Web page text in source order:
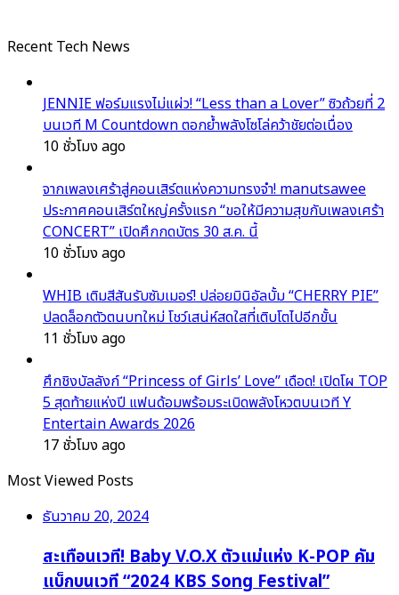
Recent Tech News
JENNIE ฟอร์มแรงไม่แผ่ว! “Less than a Lover” ซิวถ้วยที่ 2
บนเวที M Countdown ตอกย้ำพลังโซโล่คว้าชัยต่อเนื่อง
10 ชั่วโมง ago
จากเพลงเศร้าสู่คอนเสิร์ตแห่งความทรงจำ! manutsawee
ประกาศคอนเสิร์ตใหญ่ครั้งแรก “ขอให้มีความสุขกับเพลงเศร้า
CONCERT” เปิดศึกกดบัตร 30 ส.ค. นี้
10 ชั่วโมง ago
WHIB เติมสีสันรับซัมเมอร์! ปล่อยมินิอัลบั้ม “CHERRY PIE”
ปลดล็อกตัวตนบทใหม่ โชว์เสน่ห์สดใสที่เติบโตไปอีกขั้น
11 ชั่วโมง ago
ศึกชิงบัลลังก์ “Princess of Girls’ Love” เดือด! เปิดโผ TOP
5 สุดท้ายแห่งปี แฟนด้อมพร้อมระเบิดพลังโหวตบนเวที Y
Entertain Awards 2026
17 ชั่วโมง ago
Most Viewed Posts
ธันวาคม 20, 2024
สะเทือนเวที! Baby V.O.X ตัวแม่แห่ง K-POP คัม
แบ็กบนเวที “2024 KBS Song Festival”